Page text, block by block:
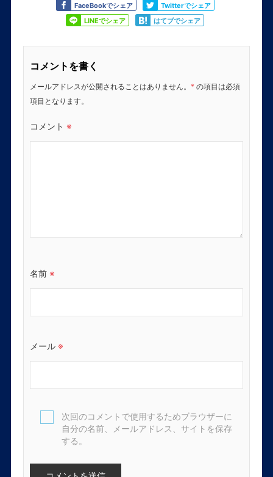
FaceBookでシェア
Like Twitterでシェア
Tweet
LINEでシェア
Share はてブでシェア
Share
コメントを書く
メールアドレスが公開されることはありません。 * の項目は必須
項目となります。
コメント ※
名前 ※
メール ※
次回のコメントで使用するためブラウザーに
自分の名前、メールアドレス、サイトを保存
する。